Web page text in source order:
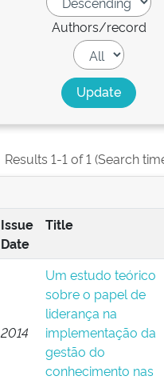
Authors/record
Results 1-1 of 1 (Search
Issue
Date
Title
2014
Um estudo teórico
sobre o papel de
liderança na
implementação da
gestão do
conhecimento nas